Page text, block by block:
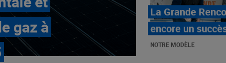
gaz à
E.Leclerc,
les cancers
NOTRE MODÈLE